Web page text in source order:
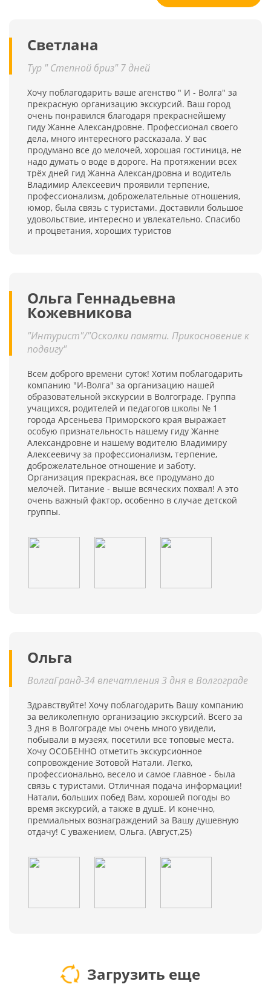
Светлана
Тур " Степной бриз" 7 дней
Хочу поблагодарить ваше агенство " И - Волга" за
прекрасную организацию экскурсий. Ваш город
очень понравился благодаря прекраснейшему
гиду Жанне Александровне. Профессионал своего
дела, много интересного рассказала. У вас
продумано все до мелочей, хорошая гостиница, не
надо думать о воде в дороге. На протяжении всех
трёх дней гид Жанна Александровна и водитель
Владимир Алексеевич проявили терпение,
профессионализм, доброжелательные отношения,
юмор, была связь с туристами. Доставили большое
удовольствие, интересно и увлекательно. Спасибо
и процветания, хороших туристов
Ольга Геннадьевна
Кожевникова
"Интурист"/"Осколки памяти. Прикосновение к
подвигу"
Всем доброго времени суток! Хотим поблагодарить
компанию "И-Волга" за организацию нашей
образовательной экскурсии в Волгограде. Группа
учащихся, родителей и педагогов школы № 1
города Арсеньева Приморского края выражает
особую признательность нашему гиду Жанне
Александровне и нашему водителю Владимиру
Алексеевичу за профессионализм, терпение,
доброжелательное отношение и заботу.
Организация прекрасная, все продумано до
мелочей. Питание - выше всяческих похвал! А это
очень важный фактор, особенно в случае детской
группы.
Ольга
ВолгаГранд-34 впечатления 3 дня в Волгограде
Здравствуйте! Хочу поблагодарить Вашу компанию
за великолепную организацию экскурсий. Всего за
3 дня в Волгограде мы очень много увидели,
побывали в музеях, посетили все топовые места.
Хочу ОСОБЕННО отметить экскурсионное
сопровождение Зотовой Натали. Легко,
профессионально, весело и самое главное - была
связь с туристами. Отличная подача информации!
Натали, больших побед Вам, хорошей погоды во
время экскурсий, а также в душЕ. И конечно,
премиальных вознаграждений за Вашу душевную
отдачу! С уважением, Ольга. (Август,25)
Загрузить еще